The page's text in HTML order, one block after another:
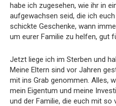
habe ich zugesehen, wie ihr in
aufgewachsen seid, die ich
schickte Geschenke, wann
um eurer Familie zu helfen, gut
Jetzt liege ich im Sterben und
Meine Eltern sind vor Jahren
mit ins Grab genommen. Alles,
mein Eigentum und meine
und der Familie, die euch mit so